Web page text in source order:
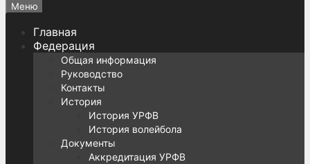
Меню
Главная
Федерация
Общая информация
Руководство
Контакты
История
История УРФВ
История волейбола
Документы
Аккредитация УРФВ